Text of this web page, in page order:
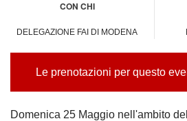
CON CHI
DELEGAZIONE FAI DI MODENA
Le prenotazioni per questo
Domenica 25 Maggio nell'ambito